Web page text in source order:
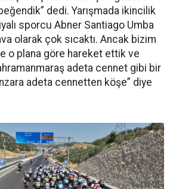
dedi. Yarışmada ikincilik
sporcu Abner Santiago Umba
olarak çok sıcaktı. Ancak bizim
o plana göre hareket ettik ve
adeta cennet gibi bir
adeta cennetten köşe” diye